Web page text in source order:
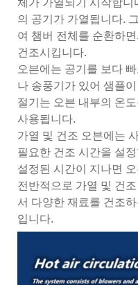
의 공기가 가열됩니다.
여 챔버 전체를 순환하
건조시킵니다.
오븐에는 공기를 보다
나 송풍기가 있어 샘플
절기는 오븐 내부의 온
사용됩니다.
가열 및 건조 오븐에는
필요한 건조 시간을 설
설정된 시간이 지나면
전반적으로 가열 및 건
서 다양한 재료를 건조
입니다.